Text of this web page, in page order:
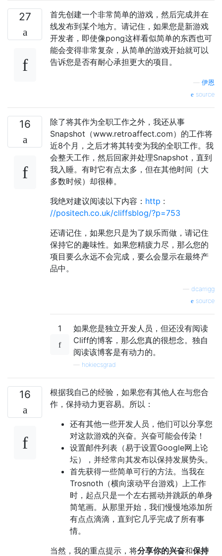
27
首先创建一个非常简单的游戏，然后完成并在
线发布到某个地方。请记住，如果您是新游戏
开发者，即使像pong这样看似简单的东西也可
能会变得非常复杂，从简单的游戏开始就可以
告诉您是否有耐心承担更大的项目。
伊恩
source
16
除了将其作为全职工作之外，我还从事
Snapshot（www.retroaffect.com）的工作将
近8个月，之后才将其转变为我的全职工作。我
会整天工作，然后回家并处理Snapshot，直到
我入睡。有时它有点太多，但在其他时间（大
多数时候）却很棒。
我绝对建议阅读以下内容： http :
//positech.co.uk/cliffsblog/?p=753
还请记住，如果您只是为了娱乐而做，请记住
保持它的趣味性。如果您精疲力尽，那么您的
项目要么永远不会完成，要么会显示在最终产
品中。
dcarrigg
source
1
如果您是独立开发人员，但还没有阅读
Cliff的博客，那么您真的很想念。独自
阅读该博客是有动力的。
hokiecsgrad
16
根据我自己的经验，如果您有其他人在与您合
作，保持动力更容易。所以：
还有其他一些开发人员，他们可以分享您
对这款游戏的兴奋。兴奋可能会传染！
设置邮件列表（易于设置Google网上论
坛），并经常向其发布以保持发展势头。
首先获得一些简单可行的方法。当我在
Trosnoth（横向滚动平台游戏）上工作
时，起点只是一个左右摇动并跳跃的单身
简笔画。从那里开始，我们慢慢地添加所
有点点滴滴，直到它几乎完成了所有事
情。
当然，我的重点提示，将分享你的兴奋和保持